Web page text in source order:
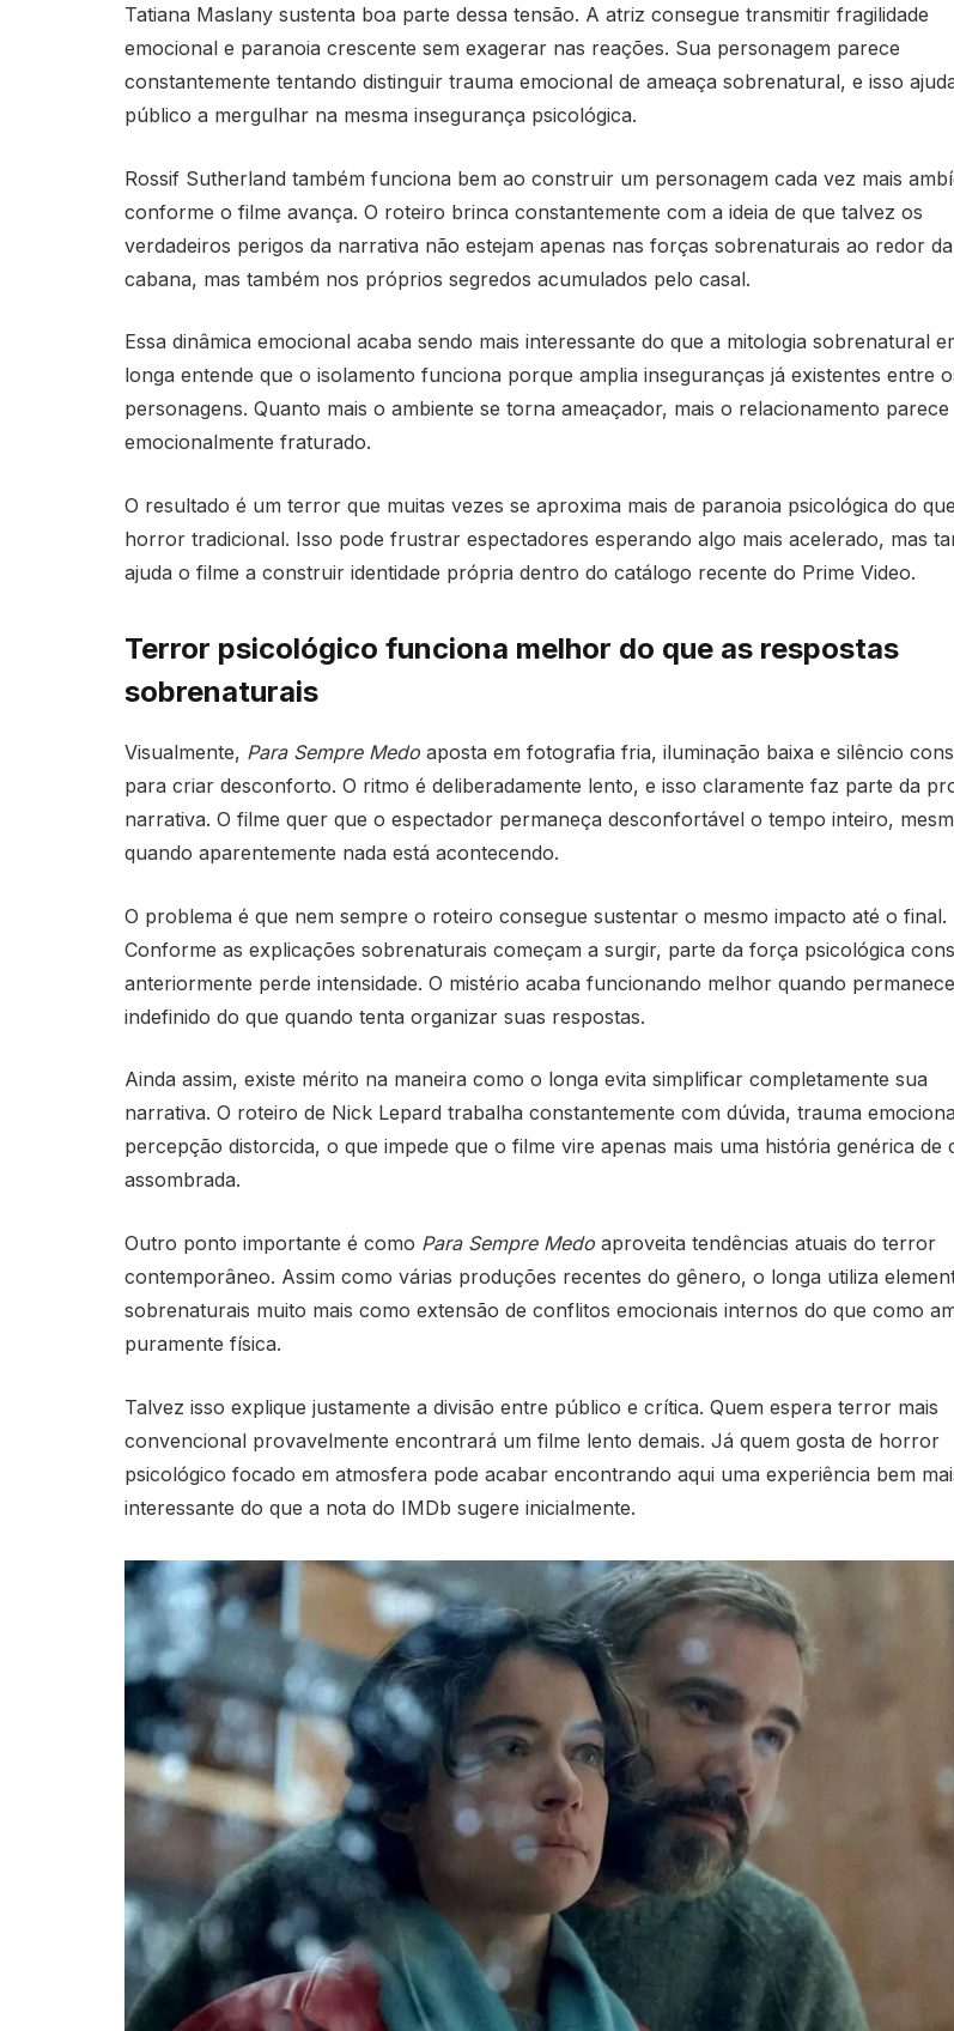
Tatiana Maslany sustenta boa parte dessa tensão. A atriz consegue transmitir fragilidade
emocional e paranoia crescente sem exagerar nas reações. Sua personagem parece
constantemente tentando distinguir trauma emocional de ameaça sobrenatural, e isso
público a mergulhar na mesma insegurança psicológica.
Rossif Sutherland também funciona bem ao construir um personagem cada vez mais
conforme o filme avança. O roteiro brinca constantemente com a ideia de que talvez os
verdadeiros perigos da narrativa não estejam apenas nas forças sobrenaturais ao redor da
cabana, mas também nos próprios segredos acumulados pelo casal.
Essa dinâmica emocional acaba sendo mais interessante do que a mitologia sobrenatural
longa entende que o isolamento funciona porque amplia inseguranças já existentes entre
personagens. Quanto mais o ambiente se torna ameaçador, mais o relacionamento parece
emocionalmente fraturado.
O resultado é um terror que muitas vezes se aproxima mais de paranoia psicológica do
horror tradicional. Isso pode frustrar espectadores esperando algo mais acelerado, mas
ajuda o filme a construir identidade própria dentro do catálogo recente do Prime Video.
Terror psicológico funciona melhor do que as respostas
sobrenaturais
Visualmente, Para Sempre Medoaposta em fotografia fria, iluminação baixa e silêncio
para criar desconforto. O ritmo é deliberadamente lento, e isso claramente faz parte da
narrativa. O filme quer que o espectador permaneça desconfortável o tempo inteiro,
quando aparentemente nada está acontecendo.
O problema é que nem sempre o roteiro consegue sustentar o mesmo impacto até o final.
Conforme as explicações sobrenaturais começam a surgir, parte da força psicológica
anteriormente perde intensidade. O mistério acaba funcionando melhor quando permanece
indefinido do que quando tenta organizar suas respostas.
Ainda assim, existe mérito na maneira como o longa evita simplificar completamente sua
narrativa. O roteiro de Nick Lepard trabalha constantemente com dúvida, trauma
percepção distorcida, o que impede que o filme vire apenas mais uma história genérica de
assombrada.
Outro ponto importante é como Para Sempre Medoaproveita tendências atuais do terror
contemporâneo. Assim como várias produções recentes do gênero, o longa utiliza
sobrenaturais muito mais como extensão de conflitos emocionais internos do que como
puramente física.
Talvez isso explique justamente a divisão entre público e crítica. Quem espera terror mais
convencional provavelmente encontrará um filme lento demais. Já quem gosta de horror
psicológico focado em atmosfera pode acabar encontrando aqui uma experiência bem
interessante do que a nota do IMDb sugere inicialmente.